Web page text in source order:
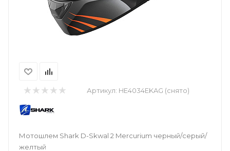
Артикул: HE4034EKAG (снято)
Мотошлем Shark D-Skwal 2 Mercurium черный/серый/
желтый